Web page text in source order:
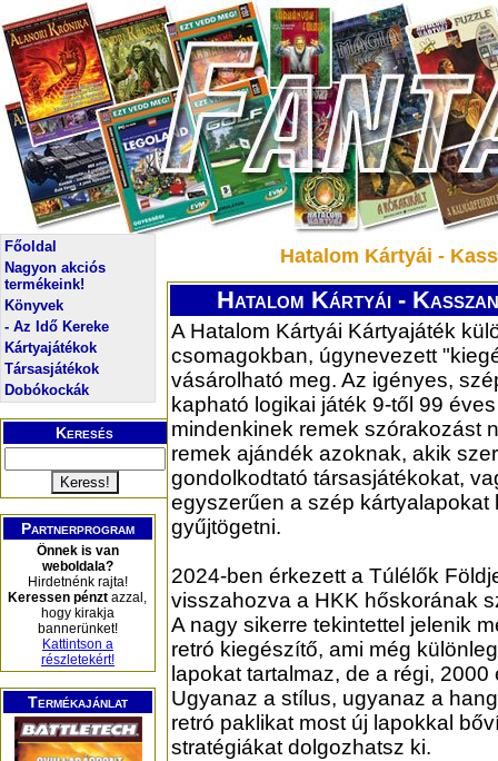
Főoldal
Nagyon akciós
termékeink!
Könyvek
- Az Idő Kereke
Kártyajátékok
Társasjátékok
Dobókockák
Keresés
Partnerprogram
Önnek is van
weboldala?
Hirdetnénk rajta!
Keressen pénzt azzal,
hogy kirakja
bannerünket!
Kattintson a
részletekért!
Termékajánlat
Hatalom Kártyái -
Hatalom Kártyái -
A Hatalom Kártyái Kártyajáték
csomagokban, úgynevezett
vásárolható meg. Az igényes,
kapható logikai játék 9-től 99
mindenkinek remek szórakozást
remek ajándék azoknak, akik
gondolkodtató társasjátékokat,
egyszerűen a szép kártyalapokat
gyűjtögetni.
2024-ben érkezett a Túlélők
visszahozva a HKK hőskorának
A nagy sikerre tekintettel jelenik
retró kiegészítő, ami még
lapokat tartalmaz, de a régi, 2000
Ugyanaz a stílus, ugyanaz a
retró paklikat most új lapokkal
stratégiákat dolgozhatsz ki.